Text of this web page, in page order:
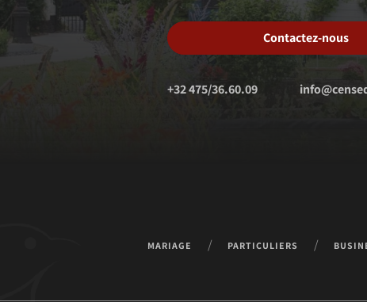
Contactez-nous
+32 475/36.60.09
MARIAGE PARTICULIERS